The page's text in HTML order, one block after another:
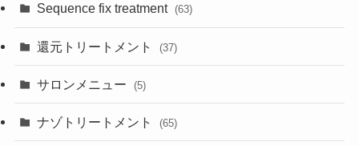
Sequence fix treatment (63)
還元トリートメント (37)
サロンメニュー (5)
ナゾトリートメント (65)